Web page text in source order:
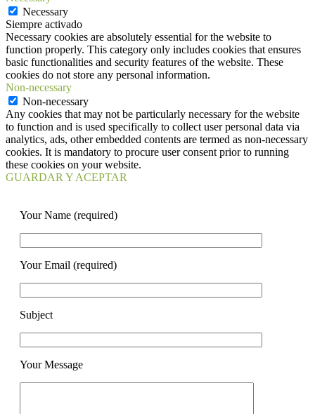
Necessary
Siempre activado
Necessary cookies are absolutely essential for the website to
function properly. This category only includes cookies that ensures
basic functionalities and security features of the website. These
cookies do not store any personal information.
Non-necessary
Non-necessary
Any cookies that may not be particularly necessary for the website
to function and is used specifically to collect user personal data via
analytics, ads, other embedded contents are termed as non-necessary
cookies. It is mandatory to procure user consent prior to running
these cookies on your website.
GUARDAR Y ACEPTAR
Your Name (required)
Your Email (required)
Subject
Your Message